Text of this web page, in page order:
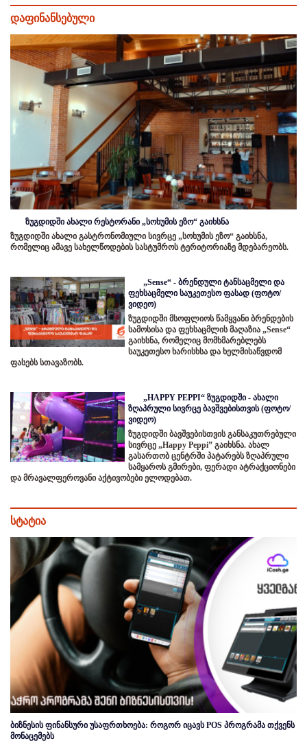
დაფინანსებული
ზუგდიდში ახალი რესტორანი „სოხუმის ეზო“ გაიხსნა
ზუგდიდში ახალი გასტრონომიული სივრცე „სოხუმის ეზო“ გაიხსნა,
რომელიც ამავე სახელწოდების სასტუმროს ტერიტორიაზე მდებარეობს.
„Sense“ - ბრენდული ტანსაცმელი და
ფეხსაცმელი საუკეთესო ფასად (ფოტო/
ვიდეო)
ზუგდიდში მსოფლიოს წამყვანი ბრენდების
სამოსისა და ფეხსაცმლის მაღაზია „Sense“
გაიხსნა, რომელიც მომხმარებლებს
საუკეთესო ხარისხსა და ხელმისაწვდომ
ფასებს სთავაზობს.
„HAPPY PEPPI“ ზუგდიდში - ახალი
ზღაპრული სივრცე ბავშვებისთვის (ფოტო/
ვიდეო)
ზუგდიდში ბავშვებისთვის განსაკუთრებული
სივრცე „Happy Peppi” გაიხსნა. ახალ
გასართობ ცენტრში პატარებს ზღაპრული
სამყაროს გმირები, ფერადი ატრაქციონები
და მრავალფეროვანი აქტივობები ელოდებათ.
სტატია
ბიზნესის ფინანსური უსაფრთხოება: როგორ იცავს POS პროგრამა თქვენს
მონაცემებს